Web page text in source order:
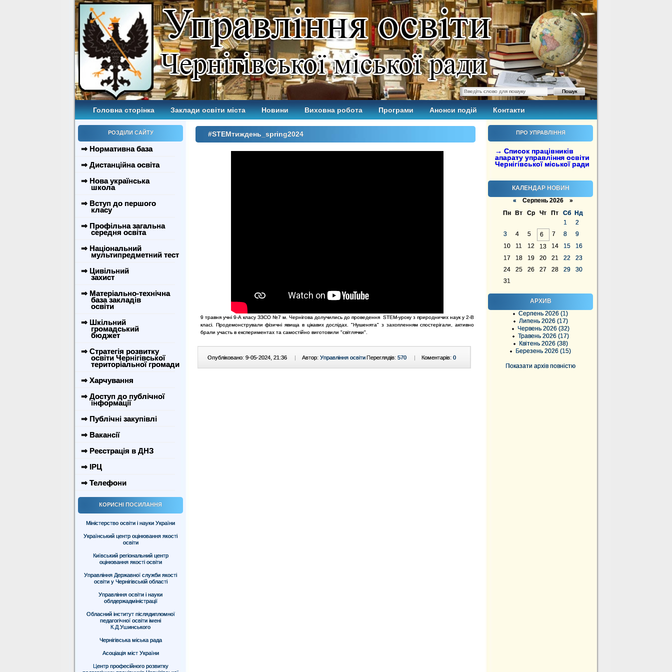
Головна сторінка Заклади освіти міста Новини Виховна робота Програми Анонси подій Контакти
РОЗДІЛИ САЙТУ
⇒ Нормативна база
⇒ Дистанційна освіта
⇒ Нова українська
школа
⇒ Вступ до першого
класу
⇒ Профільна загальна
середня освіта
⇒ Національний
мультипредметний тест
⇒ Цивільний
захист
⇒ Матеріально-технічна
база закладів
освіти
⇒ Шкільний
громадський
бюджет
⇒ Стратегія розвитку
освіти Чернігівської
територіальної громади
⇒ Харчування
⇒ Доступ до публічної
інформації
⇒ Публічні закупівлі
⇒ Вакансії
⇒ Реєстрація в ДНЗ
⇒ ІРЦ
⇒ Телефони
КОРИСНІ ПОСИЛАННЯ
Міністерство освіти і науки України
Український центр оцінювання якості
освіти
Київський регіональний центр
оцінювання якості освіти
Управління Державної служби якості
освіти у Чернігівській області
Управління освіти і науки
облдержадміністрації
Обласний інститут післядипломної
педагогічної освіти імені
К.Д.Ушинського
Чернігівська міська рада
Асоціація міст України
Центр професійного розвитку
ПРО УПРАВЛІННЯ
→ Список працівників
апарату управління освіти
Чернігівської міської ради
КАЛЕНДАР НОВИН
« Серпень 2026 »
Пн
Вт Ср Чт Пт Сб
Нд
1
2
3
4 5 6 7 8
9
10
11 12 13 14 15
16
17
18 19 20 21 22
23
24
25 26 27 28 29
30
31
АРХИВ
Серпень 2026 (1)
Липень 2026 (17)
Червень 2026 (32)
Травень 2026 (17)
Квітень 2026 (38)
Березень 2026 (15)
Показати архів повністю
#STEMтиждень_spring2024
9 травня учні 9-А класу ЗЗСО №7 м. Чернігова долучились до проведення STEM-уроку з природничих наук у 2-В
класі. Продемонстрували фізичні явища в цікавих дослідах. "Нушенята" з захопленням спостерігали, активно
брали участь в експериментах та самостійно виготовили "світлячки".
Опубліковано: 9-05-2024, 21:36 | Автор: Управління освіти Коментарів: 0
Переглядів: 570 |